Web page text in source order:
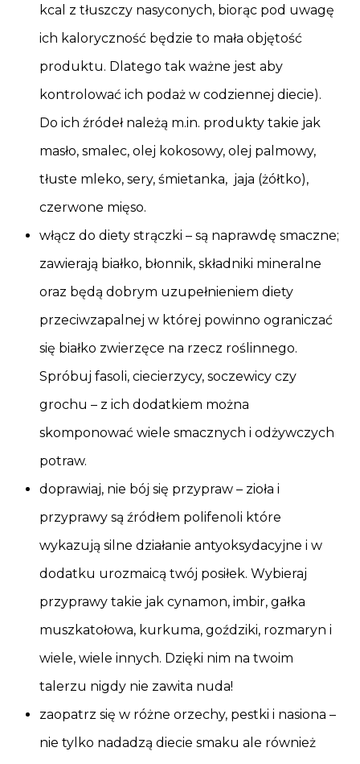
kcal z tłuszczy nasyconych, biorąc pod uwagę
ich kaloryczność będzie to mała objętość
produktu. Dlatego tak ważne jest aby
kontrolować ich podaż w codziennej diecie).
Do ich źródeł należą m.in. produkty takie jak
masło, smalec, olej kokosowy, olej palmowy,
tłuste mleko, sery, śmietanka, jaja (żółtko),
czerwone mięso.
włącz do diety strączki – są naprawdę smaczne;
zawierają białko, błonnik, składniki mineralne
oraz będą dobrym uzupełnieniem diety
przeciwzapalnej w której powinno ograniczać
się białko zwierzęce na rzecz roślinnego.
Spróbuj fasoli, ciecierzycy, soczewicy czy
grochu – z ich dodatkiem można
skomponować wiele smacznych i odżywczych
potraw.
doprawiaj, nie bój się przypraw – zioła i
przyprawy są źródłem polifenoli które
wykazują silne działanie antyoksydacyjne i w
dodatku urozmaicą twój posiłek. Wybieraj
przyprawy takie jak cynamon, imbir, gałka
muszkatołowa, kurkuma, goździki, rozmaryn i
wiele, wiele innych. Dzięki nim na twoim
talerzu nigdy nie zawita nuda!
zaopatrz się w różne orzechy, pestki i nasiona –
nie tylko nadadzą diecie smaku ale również